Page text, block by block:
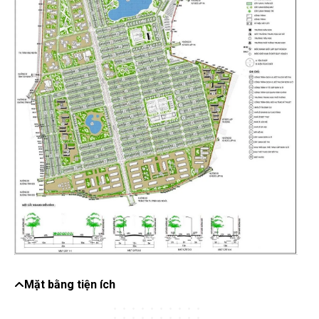
án nằm một phần ở Thị Trấn Hậu Nghĩa, một phần xã Đức Lập
Thượng, một phần xã Tân Mỹ, Huyện Đức Hòa, Tỉnh Long An. là
nơi giao nhau của bảy dòng kênh, đồng thời là đầu mối giao thông
đường thủy quan trọng trong vùng.
Các hướng tiếp giáp của khu đất Dự án:
Phía Bắcgiáp khu dân cư hiện hữu ở đường Bàu Công.
Phía Namgiáp khu dân cư hiện hữu ở đường Nguyễn Thị
Hạnh.
Phía Đônggiáp khu dân cư hiện hữu thuộc xã Đức Lập
Thượng.
Phía Tâygiáp khu dân cư hiện hữu của thị trấn Hậu Nghĩa và
khu dân cư ở trục đường Quốc lộ N2.
Đây được xem là vị trí trung tâm của vùng công nghiệp phía Tây
TP HCM, hưởng trọn dòng chảy thương mại từ hai cụm cảng Hiệp
Phước & Long An, cửa khẩu quốc tế Mộc Bài - Tây Ninh, và các
Mặt bằng tiện ích